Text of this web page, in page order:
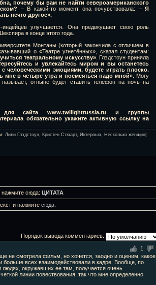
почему бы вам не найти североамериканского
– В какой-то момент она почувствовала: –Я
нечто другое».
индейцев улучшается. Она предвкушает свою роль
в конце этого года.
Монтаны (который закончила с отличием в
о «Театре угнетённых», сказал студентам:
театральному искусству». Глэдстоун приняла
и увлекайтесь миром и вы останетесь
человеческими эмоциями, будете играть плоско.
мне в четыре утра и посмеяться надо мной» . Могу
называет, отныне будет ставить телефон на ночь на
сайта www.twilightrussia.ru и группы
обязательно укажите активную ссылку на
: Лили Глэдстоун Кристен Стюарт, Интервью Несколько женщин
нажмите сюда: ЦИТАТА
и нажмите сюда
Порядок вывода комментариев:
1
не смотрела фильм, но хочется, заодно и оценим, какое
больше всех взаимодействовали в кадре. Вообще, по
окружавших ее там, получается очень
линии повествования, так что мне определенно